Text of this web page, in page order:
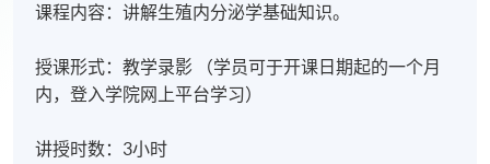
课程内容：讲解生殖内分泌学基础知识。
授课形式：教学录影 （学员可于开课日期起的一个月
内，登入学院网上平台学习）
讲授时数：3⼩时